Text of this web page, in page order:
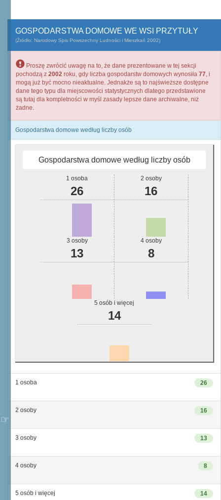
GOSPODARSTWA DOMOWE WE WSI PRZYTUŁY
(Źródło: Narodowy Spis Powszechny Ludności i Mieszkań 2002)
Proszę zwrócić uwagę na to, że dane prezentowane w tej sekcji
pochodzą z 2002 roku, gdy liczba gospodarstw domowych wynosiła 77, i
mogą już być mocno nieaktualne. Jednakże są to najświeższe dostępne
dane tego typu dla miejscowości statystycznych dlatego przedstawione
są tutaj dla kompletności w myśl zasady lepsze dane archiwalne, niż
żadne.
Gospodarstwa domowe według liczby osób
Gospodarstwa domowe według liczby osób
1 osoba
26
2 osoby
16
3 osoby
13
4 osoby
8
5 osób i więcej
14
26
1 osoba
16
2 osoby
13
3 osoby
8
4 osoby
14
5 osób i więcej